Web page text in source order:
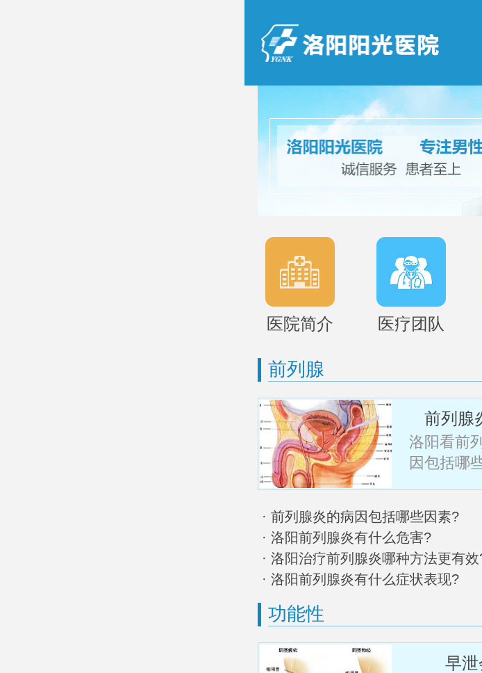
医院简介 医疗团队
前列腺
前列腺
洛阳看前
因包括哪
· 前列腺炎的病因包括哪些因素?
· 洛阳前列腺炎有什么危害?
· 洛阳治疗前列腺炎哪种方法更有效
· 洛阳前列腺炎有什么症状表现?
功能性
早